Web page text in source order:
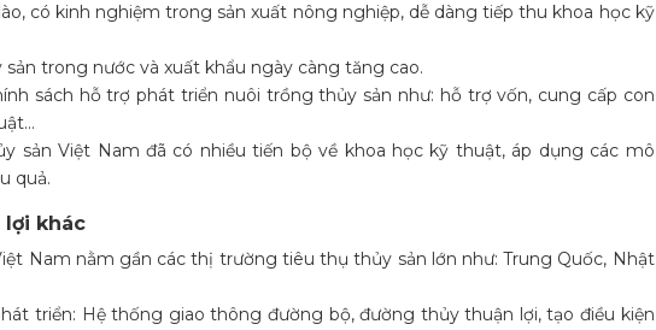
có kinh nghiệm trong sản xuất nông nghiệp, dễ dàng tiếp thu khoa học kỹ
trong nước và xuất khẩu ngày càng tăng cao.
sách hỗ trợ phát triển nuôi trồng thủy sản như: hỗ trợ vốn, cung cấp con
sản Việt Nam đã có nhiều tiến bộ về khoa học kỹ thuật, áp dụng các mô
quả.
lợi khác
Nam nằm gần các thị trường tiêu thụ thủy sản lớn như: Trung Quốc, Nhật
triển: Hệ thống giao thông đường bộ, đường thủy thuận lợi, tạo điều kiện